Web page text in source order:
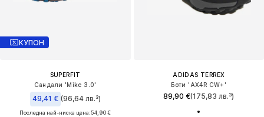
КУПОН
SUPERFIT
Сандали 'Mike 3.0'
49,41 € (96,64 лв.³)
Последна най-ниска цена:54,90 €
ADIDAS TERREX
Боти 'AX4R CW+'
89,90 €(175,83 лв.³)